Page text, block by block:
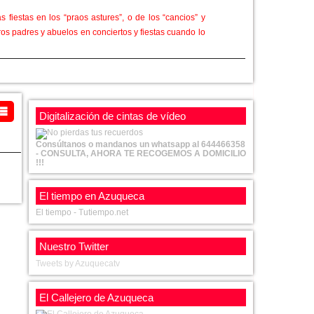
en los “praos astures”, o de los “cancios” y
padres y abuelos en conciertos y fiestas cuando lo
anécdotas a las que incluso ponía la voz de
José. Un dúo perfectamente sincronizado, no en
de los Ribadavia”.
que aseguraban que Asturias siempre está donde
al igual que en otros años a Melendi, Mirenchu
y un poco de “cabrales” con socios y amigos
Digitalización de cintas de vídeo
Consúltanos o mandanos un whatsapp al 644466358
- CONSULTA, AHORA TE RECOGEMOS A DOMICILIO
!!!
El tiempo en Azuqueca
El tiempo - Tutiempo.net
Nuestro Twitter
Tweets by Azuquecatv
El Callejero de Azuqueca